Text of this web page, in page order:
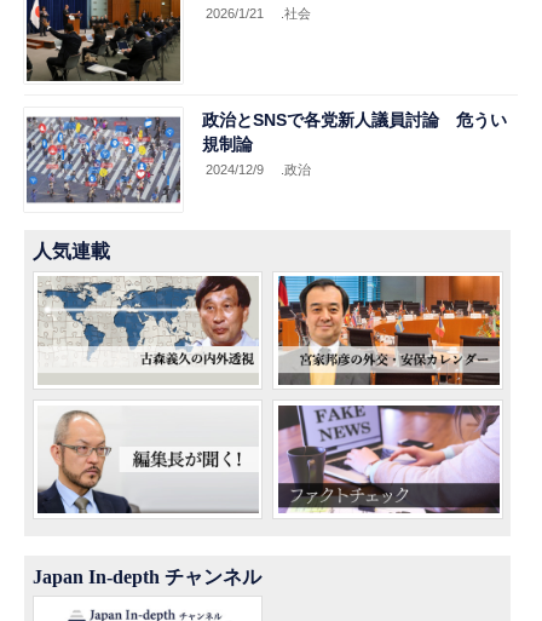
2026/1/21 .社会
政治とSNSで各党新人議員討論 危うい
規制論
2024/12/9 .政治
人気連載
Japan In-depth チャンネル